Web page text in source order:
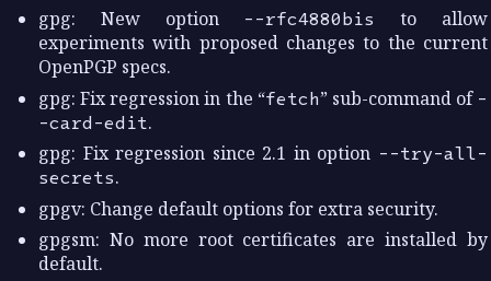
gpg: New option --rfc4880bis
to allow
experiments with proposed changes to the current
OpenPGP specs.
gpg: Fix regression in the “fetch” sub-command of -
-card-edit.
gpg: Fix regression since 2.1 in option --try-all-
secrets.
gpgv: Change default options for extra security.
gpgsm: No more root certificates are installed by
default.